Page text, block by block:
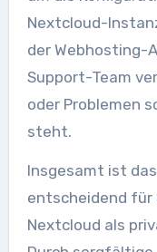
Nextcloud-
der Webhosting-
Support-Team
oder Problemen
steht.
Insgesamt ist
entscheidend für
Nextcloud als